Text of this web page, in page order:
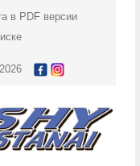
в PDF версии